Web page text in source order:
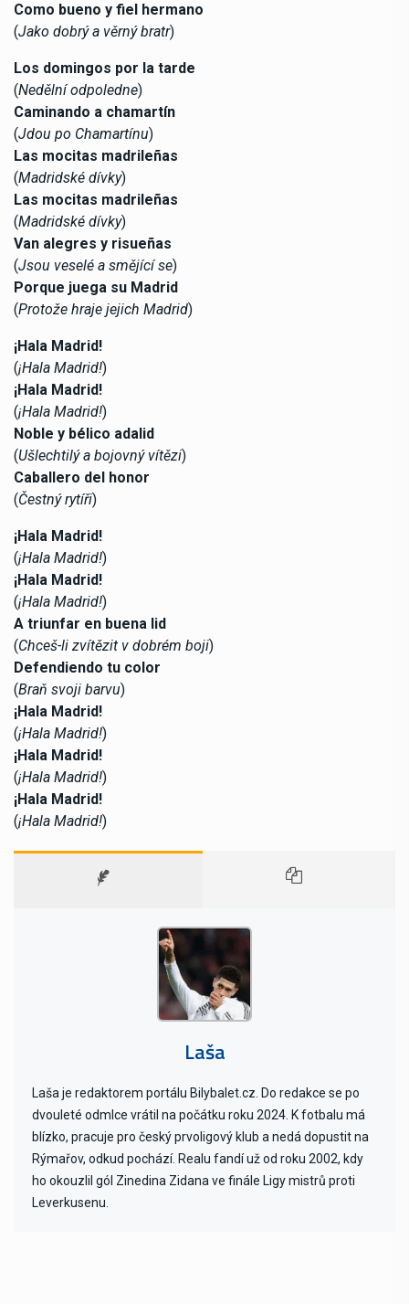
Como bueno y fiel hermano
(Jako dobrý a věrný bratr)
Los domingos por la tarde
(Nedělní odpoledne)
Caminando a chamartín
(Jdou po Chamartínu)
Las mocitas madrileñas
(Madridské dívky)
Las mocitas madrileñas
(Madridské dívky)
Van alegres y risueñas
(Jsou veselé a smějící se)
Porque juega su Madrid
(Protože hraje jejich Madrid)
¡Hala Madrid!
(¡Hala Madrid!)
¡Hala Madrid!
(¡Hala Madrid!)
Noble y bélico adalid
(Ušlechtilý a bojovný vítězi)
Caballero del honor
(Čestný rytíři)
¡Hala Madrid!
(¡Hala Madrid!)
¡Hala Madrid!
(¡Hala Madrid!)
A triunfar en buena lid
(Chceš-li zvítězit v dobrém boji)
Defendiendo tu color
(Braň svoji barvu)
¡Hala Madrid!
(¡Hala Madrid!)
¡Hala Madrid!
(¡Hala Madrid!)
¡Hala Madrid!
(¡Hala Madrid!)
Laša
Laša je redaktorem portálu Bilybalet.cz. Do redakce se po
dvouleté odmlce vrátil na počátku roku 2024. K fotbalu má
blízko, pracuje pro český prvoligový klub a nedá dopustit na
Rýmařov, odkud pochází. Realu fandí už od roku 2002, kdy
ho okouzlil gól Zinedina Zidana ve finále Ligy mistrů proti
Leverkusenu.